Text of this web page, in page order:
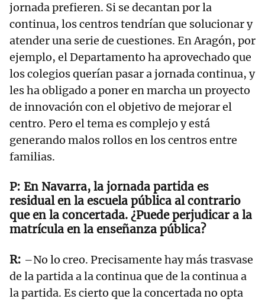
jornada prefieren. Si se decantan por la
continua, los centros tendrían que solucionar y
atender una serie de cuestiones. En Aragón, por
ejemplo, el Departamento ha aprovechado que
los colegios querían pasar a jornada continua, y
les ha obligado a poner en marcha un proyecto
de innovación con el objetivo de mejorar el
centro. Pero el tema es complejo y está
generando malos rollos en los centros entre
familias.
En Navarra, la jornada partida es
residual en la escuela pública al contrario
que en la concertada. ¿Puede perjudicar a la
matrícula en la enseñanza pública?
–No lo creo. Precisamente hay más trasvase
de la partida a la continua que de la continua a
la partida. Es cierto que la concertada no opta